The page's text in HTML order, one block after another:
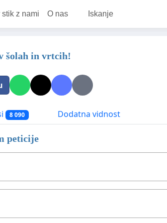
stik z nami O nas Iskanje
šolah in vrtcih!
8 090 Dodatna vidnost
peticije